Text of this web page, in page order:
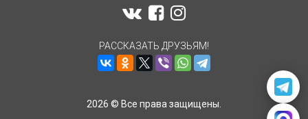
РАССКАЗАТЬ ДРУЗЬЯМ!
2026 © Все права защищены.